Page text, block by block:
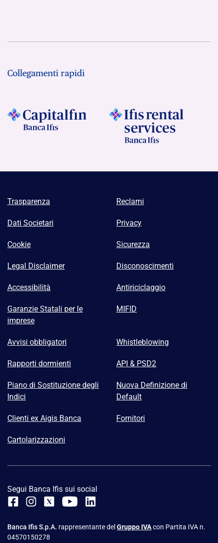
Collegamenti rapidi
Trasparenza Reclami
Dati Societari Privacy
Cookie Sicurezza
Legal Disclaimer Disconoscimenti
Accessibilità Antiriciclaggio
Garanzie Statali per le
imprese
MIFID
Avvisi obbligatori Whistleblowing
Rapporti dormienti API & PSD2
Piano di Sostituzione degli
Indici
Nuova Definizione di
Default
Clienti ex Aigis Banca Fornitori
Cartolarizzazioni
Segui Banca Ifis sui social
Banca Ifis S.p.A. rappresentante del Gruppo IVAcon Partita IVA n.
04570150278